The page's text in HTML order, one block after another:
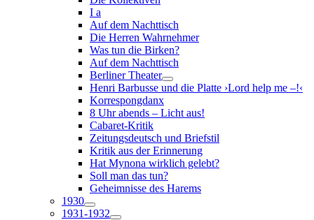
I a
Auf dem Nachttisch
Die Herren Wahrnehmer
Was tun die Birken?
Auf dem Nachttisch
Berliner Theater
Henri Barbusse und die Platte ›Lord help me –!‹
Korrespongdanx
8 Uhr abends – Licht aus!
Cabaret-Kritik
Zeitungsdeutsch und Briefstil
Kritik aus der Erinnerung
Hat Mynona wirklich gelebt?
Soll man das tun?
Geheimnisse des Harems
1930
1931-1932